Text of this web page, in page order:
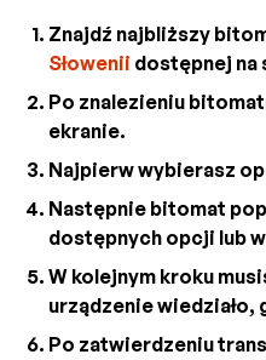
Znajdź najbliższy
Słowenii dostępnej na
Po znalezieniu
ekranie.
Najpierw wybierasz
Następnie bitomat
dostępnych opcji lub
W kolejnym kroku
urządzenie wiedziało,
Po zatwierdzeniu